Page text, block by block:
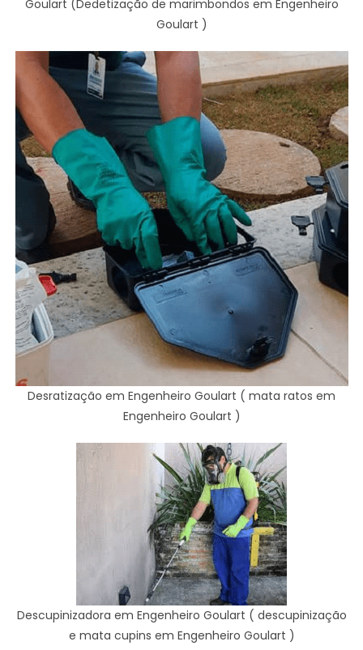
Goulart (Dedetização de marimbondos em Engenheiro
Goulart )
Desratização em Engenheiro Goulart ( mata ratos em
Engenheiro Goulart )
Descupinizadora em Engenheiro Goulart ( descupinização
e mata cupins em Engenheiro Goulart )